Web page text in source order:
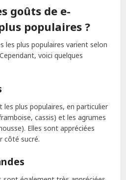
goûts de e-
populaires ?
les plus populaires varient selon
voici quelques
les plus populaires, en particulier
cassis) et les agrumes
Elles sont appréciées
côté sucré.